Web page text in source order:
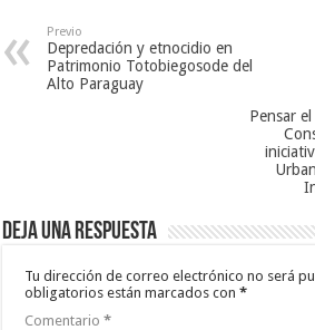
Previo
Depredación y etnocidio en
Patrimonio Totobiegosode del
Alto Paraguay
Pensar
Deja una respuesta
Tu dirección de correo electrónico no será
obligatorios están marcados con*
Comentario*